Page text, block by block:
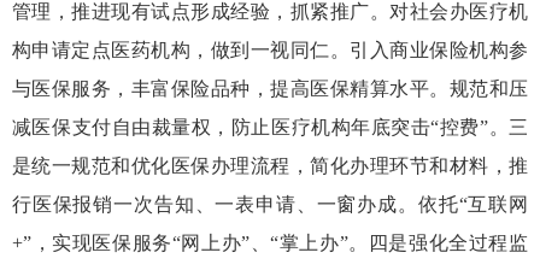
管理，推进现有试点形成经验，抓紧推广。对社会办医疗机
构申请定点医药机构，做到一视同仁。引入商业保险机构参
与医保服务，丰富保险品种，提高医保精算水平。规范和压
减医保支付自由裁量权，防止医疗机构年底突击“控费”。三
是统一规范和优化医保办理流程，简化办理环节和材料，推
行医保报销一次告知、一表申请、一窗办成。依托“互联网
+”，实现医保服务“网上办”、“掌上办”。四是强化全过程监